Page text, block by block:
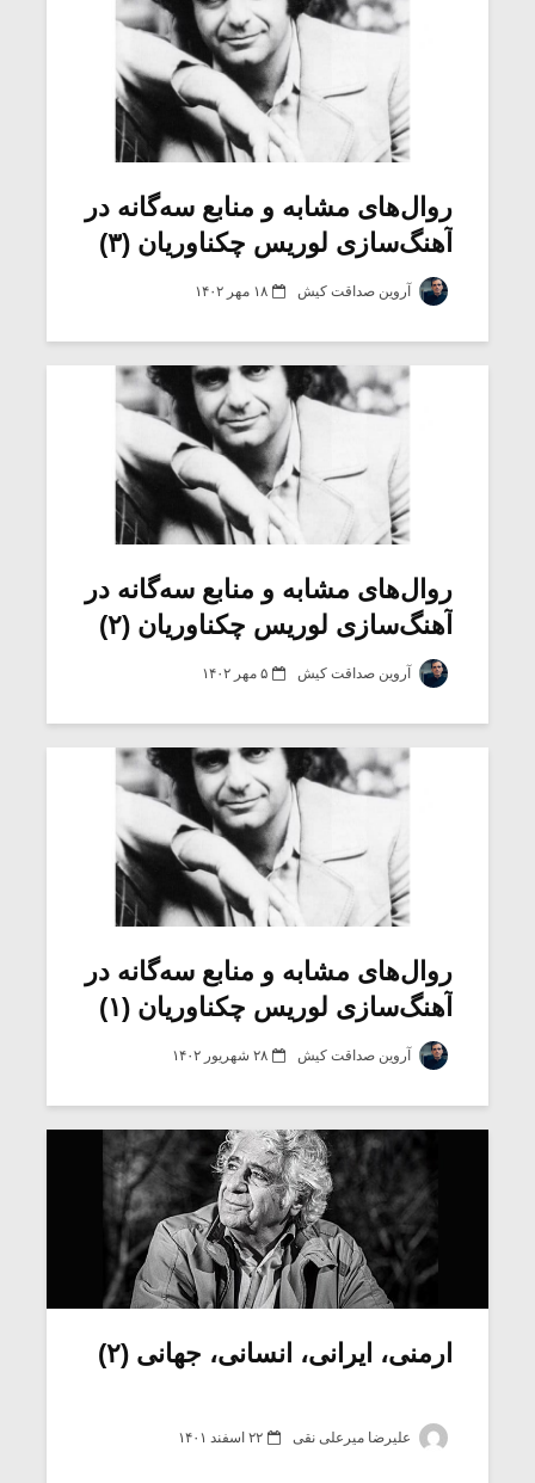
روال‌های مشابه و منابع سه‌گانه در
آهنگ‌سازی لوریس چکناوریان (۳)
آروین صداقت کیش ۱۸ مهر ۱۴۰۲
روال‌های مشابه و منابع سه‌گانه در
آهنگ‌سازی لوریس چکناوریان (۲)
آروین صداقت کیش ۵ مهر ۱۴۰۲
روال‌های مشابه و منابع سه‌گانه در
آهنگ‌سازی لوریس چکناوریان (۱)
آروین صداقت کیش ۲۸ شهریور ۱۴۰۲
ارمنی، ایرانی، انسانی، جهانی (۲)
علیرضا میرعلی نقی ۲۲ اسفند ۱۴۰۱
میکلوش روژا
یادداشتی بر موسیقی
شیش و نیم»
اگر نمی توانی
مشهورترین باشی،
بدنام ترین باش